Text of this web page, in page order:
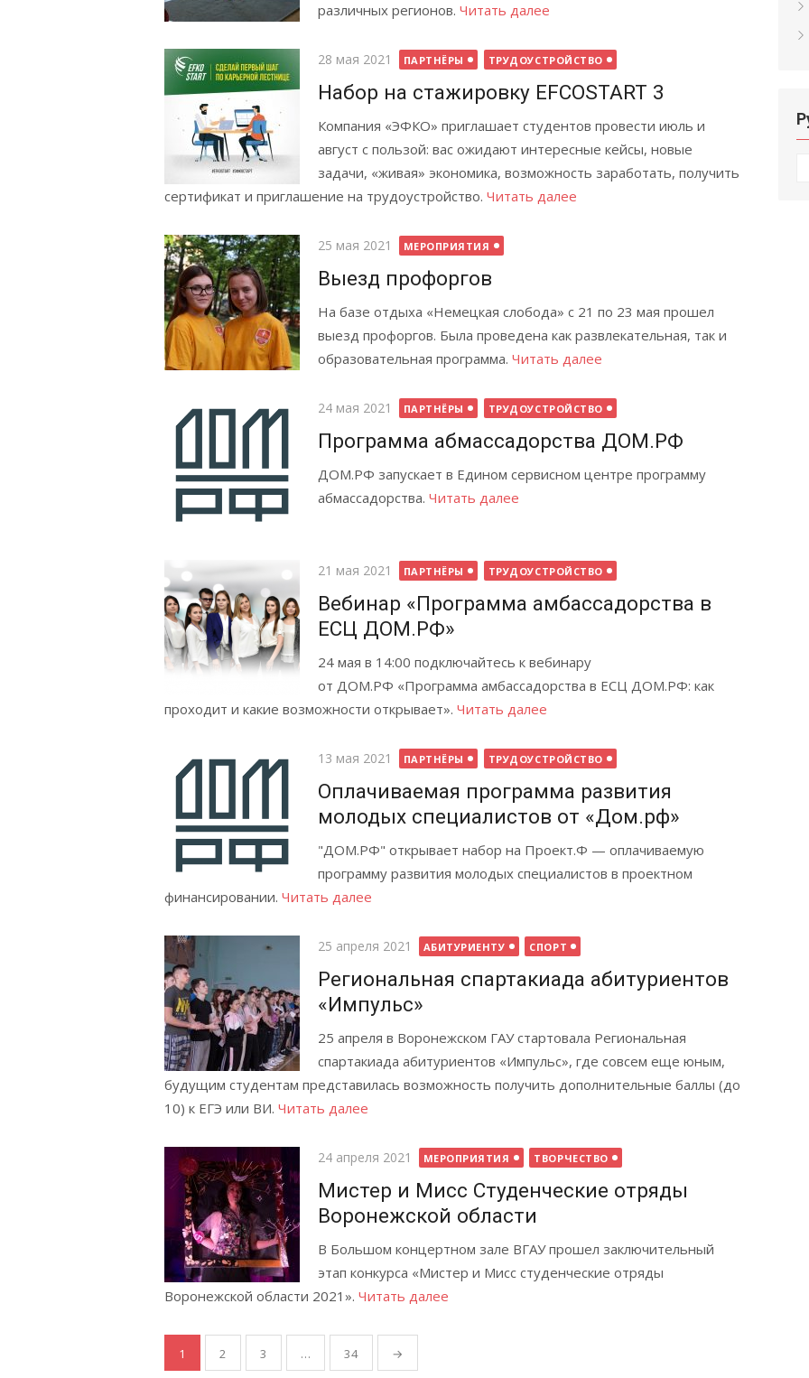
различных регионов. Читать далее
Posted
28 мая 2021 ПАРТНЁРЫ ТРУДОУСТРОЙСТВО
Набор на стажировку EFCOSTART 3
Компания «ЭФКО» приглашает студентов провести июль и
август с пользой: вас ожидают интересные кейсы, новые
задачи, «живая» экономика, возможность заработать, получить
сертификат и приглашение на трудоустройство. Читать далее
Posted
25 мая 2021 МЕРОПРИЯТИЯ
Выезд профоргов
На базе отдыха «Немецкая слобода» с 21 по 23 мая прошел
выезд профоргов. Была проведена как развлекательная, так и
образовательная программа. Читать далее
Posted
24 мая 2021 ПАРТНЁРЫ ТРУДОУСТРОЙСТВО
Программа абмассадорства ДОМ.РФ
ДОМ.РФ запускает в Едином сервисном центре программу
абмассадорства. Читать далее
Posted
21 мая 2021 ПАРТНЁРЫ ТРУДОУСТРОЙСТВО
Вебинар «Программа амбассадорства в
ЕСЦ ДОМ.РФ»
24 мая в 14:00 подключайтесь к вебинару
от ДОМ.РФ «Программа амбассадорства в ЕСЦ ДОМ.РФ: как
проходит и какие возможности открывает». Читать далее
Posted
13 мая 2021 ПАРТНЁРЫ ТРУДОУСТРОЙСТВО
Оплачиваемая программа развития
молодых специалистов от «Дом.рф»
"ДОМ.РФ" открывает набор на Проект.Ф — оплачиваемую
программу развития молодых специалистов в проектном
финансировании. Читать далее
Posted
25 апреля 2021 АБИТУРИЕНТУ СПОРТ
Региональная спартакиада абитуриентов
«Импульс»
25 апреля в Воронежском ГАУ стартовала Региональная
спартакиада абитуриентов «Импульс», где совсем еще юным,
будущим студентам представилась возможность получить дополнительные баллы (до
10) к ЕГЭ или ВИ. Читать далее
Posted
24 апреля 2021 МЕРОПРИЯТИЯ ТВОРЧЕСТВО
Мистер и Мисс Студенческие отряды
Воронежской области
В Большом концертном зале ВГАУ прошел заключительный
этап конкурса «Мистер и Мисс студенческие отряды
Воронежской области 2021». Читать далее
Навигация
по
1 2 3 … 34 →